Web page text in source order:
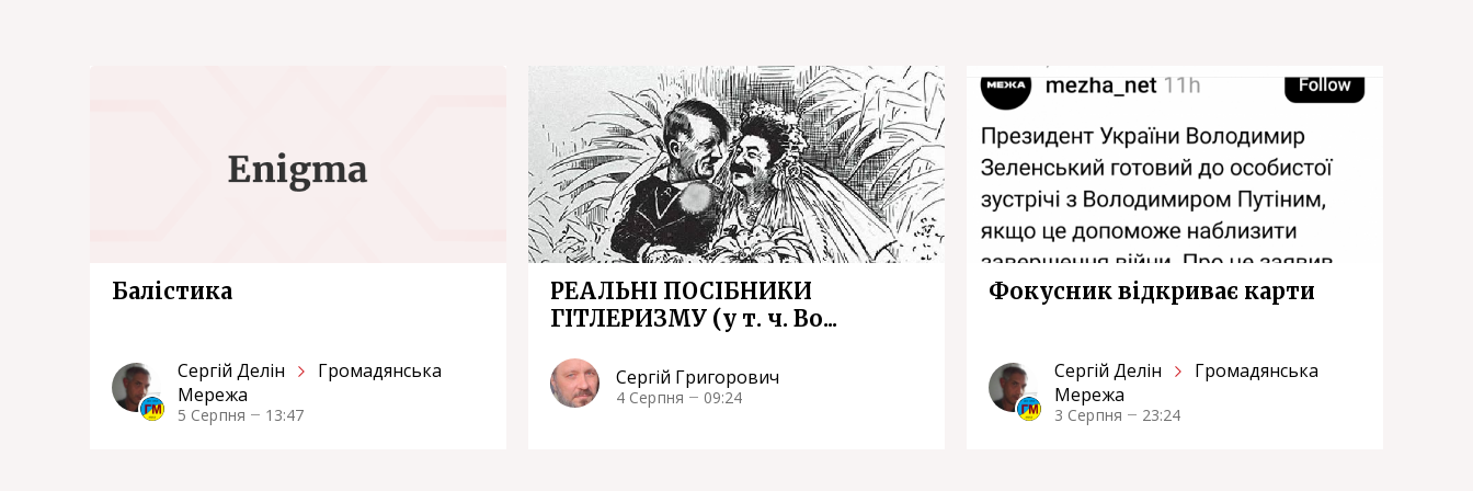
Балістика
Сергiй Делін
Громадянська
Мережа
5 Серпня 13:47
РЕАЛЬНІ ПОСІБНИКИ
ГІТЛЕРИЗМУ (у т. ч. Во...
Сергій Григорович
4 Серпня 09:24
Фокусник відкриває карти
Сергiй Делін
Громадянська
Мережа
3 Серпня 23:24